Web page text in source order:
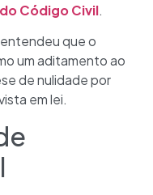
Código Civil.
que o
um aditamento ao
de nulidade por
em lei.